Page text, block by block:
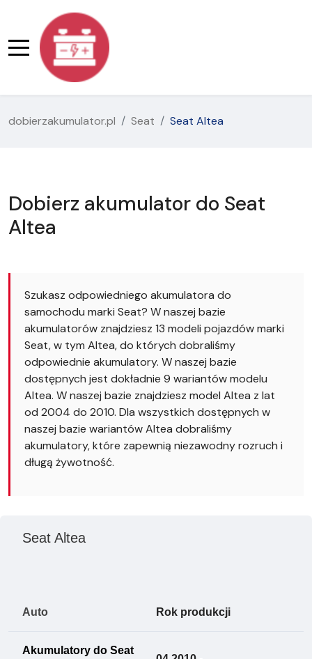
dobierzakumulator.pl Seat Seat Altea
Dobierz akumulator do Seat
Altea
Szukasz odpowiedniego akumulatora do
samochodu marki Seat? W naszej bazie
akumulatorów znajdziesz 13 modeli pojazdów marki
Seat, w tym Altea, do których dobraliśmy
odpowiednie akumulatory. W naszej bazie
dostępnych jest dokładnie 9 wariantów modelu
Altea. W naszej bazie znajdziesz model Altea z lat
od 2004 do 2010. Dla wszystkich dostępnych w
naszej bazie wariantów Altea dobraliśmy
akumulatory, które zapewnią niezawodny rozruch i
długą żywotność.
Seat Altea
Auto Rok produkcji
Akumulatory do Seat